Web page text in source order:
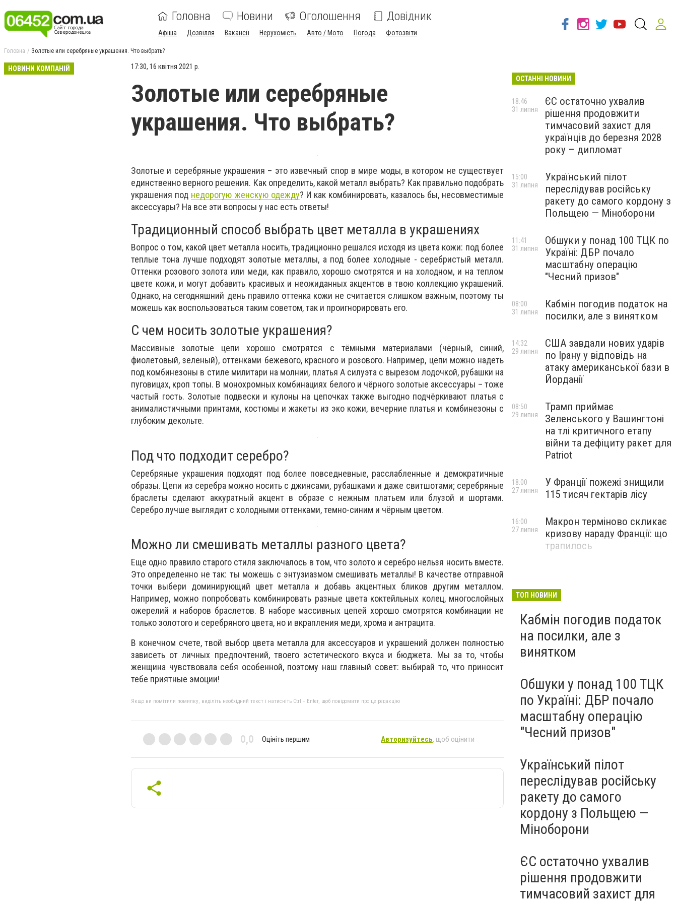
Головна Новини Оголошення Довідник
Афіша Дозвілля Вакансії Нерухомість Авто / Мото Погода Фотозвіти
Головна Золотые или серебряные украшения. Что выбрать?
НОВИНИ КОМПАНІЙ 17:30, 16 квітня 2021 р.
Золотые или серебряные
украшения. Что выбрать?
Золотые и серебряные украшения – это извечный спор в мире моды, в котором не существует
единственно верного решения. Как определить, какой металл выбрать? Как правильно подобрать
украшения под недорогую женскую одежду? И как комбинировать, казалось бы, несовместимые
аксессуары? На все эти вопросы у нас есть ответы!
Традиционный способ выбрать цвет металла в украшениях
Вопрос о том, какой цвет металла носить, традиционно решался исходя из цвета кожи: под более
теплые тона лучше подходят золотые металлы, а под более холодные - серебристый металл.
Оттенки розового золота или меди, как правило, хорошо смотрятся и на холодном, и на теплом
цвете кожи, и могут добавить красивых и неожиданных акцентов в твою коллекцию украшений.
Однако, на сегодняшний день правило оттенка кожи не считается слишком важным, поэтому ты
можешь как воспользоваться таким советом, так и проигнорировать его.
С чем носить золотые украшения?
Массивные золотые цепи хорошо смотрятся с тёмными материалами (чёрный, синий,
фиолетовый, зеленый), оттенками бежевого, красного и розового. Например, цепи можно надеть
под комбинезоны в стиле милитари на молнии, платья А силуэта с вырезом лодочкой, рубашки на
пуговицах, кроп топы. В монохромных комбинациях белого и чёрного золотые аксессуары – тоже
частый гость. Золотые подвески и кулоны на цепочках также выгодно подчёркивают платья с
анималистичными принтами, костюмы и жакеты из эко кожи, вечерние платья и комбинезоны с
глубоким декольте.
Под что подходит серебро?
Серебряные украшения подходят под более повседневные, расслабленные и демократичные
образы. Цепи из серебра можно носить с джинсами, рубашками и даже свитшотами; серебряные
браслеты сделают аккуратный акцент в образе с нежным платьем или блузой и шортами.
Серебро лучше выглядит с холодными оттенками, темно-синим и чёрным цветом.
Можно ли смешивать металлы разного цвета?
Еще одно правило старого стиля заключалось в том, что золото и серебро нельзя носить вместе.
Это определенно не так: ты можешь с энтузиазмом смешивать металлы! В качестве отправной
точки выбери доминирующий цвет металла и добавь акцентных бликов другим металлом.
Например, можно попробовать комбинировать разные цвета коктейльных колец, многослойных
ожерелий и наборов браслетов. В наборе массивных цепей хорошо смотрятся комбинации не
только золотого и серебряного цвета, но и вкрапления меди, хрома и антрацита.
В конечном счете, твой выбор цвета металла для аксессуаров и украшений должен полностью
зависеть от личных предпочтений, твоего эстетического вкуса и бюджета. Мы за то, чтобы
женщина чувствовала себя особенной, поэтому наш главный совет: выбирай то, что приносит
тебе приятные эмоции!
Якщо ви помітили помилку, виділіть необхідний текст і натисніть Ctrl + Enter, щоб повідомити про це редакцію
0,0 Оцініть першим Авторизуйтесь, щоб оцінити
ОСТАННІ НОВИНИ
ЄС остаточно ухвалив
рішення продовжити
тимчасовий захист для
українців до березня 2028
року – дипломат
18:46
31 липня
Український пілот
переслідував російську
ракету до самого кордону з
Польщею — Міноборони
15:00
31 липня
Обшуки у понад 100 ТЦК по
Україні: ДБР почало
масштабну операцію
"Чесний призов"
11:41
31 липня
Кабмін погодив податок на
посилки, але з винятком
08:00
31 липня
США завдали нових ударів
по Ірану у відповідь на
атаку американської бази в
Йорданії
14:32
29 липня
Трамп приймає
Зеленського у Вашингтоні
на тлі критичного етапу
війни та дефіциту ракет для
Patriot
08:50
29 липня
У Франції пожежі знищили
115 тисяч гектарів лісу
18:00
27 липня
Макрон терміново скликає
кризову нараду Франції: що
трапилось
16:00
27 липня
ТОП НОВИНИ
Кабмін погодив податок
на посилки, але з
винятком
Обшуки у понад 100 ТЦК
по Україні: ДБР почало
масштабну операцію
"Чесний призов"
Український пілот
переслідував російську
ракету до самого
кордону з Польщею —
Міноборони
ЄС остаточно ухвалив
рішення продовжити
тимчасовий захист для